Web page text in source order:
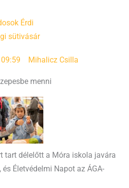
Érdi
sütivásár
Mihalicz Csilla
menni
tart délelőtt a Móra iskola javára
Életvédelmi Napot az ÁGA-